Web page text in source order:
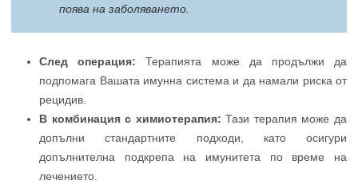
поява на заболяването.
След операция: Терапията може да продължи да
подпомага Вашата имунна система и да намали риска от
рецидив.
В комбинация с химиотерапия: Тази терапия може да
допълни стандартните подходи, като осигури
допълнителна подкрепа на имунитета по време на
лечението.